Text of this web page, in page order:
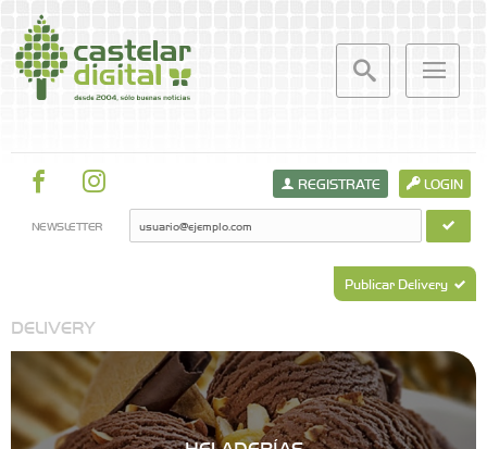
LOGIN
REGISTRATE
NEWSLETTER
Publicar Delivery
DELIVERY